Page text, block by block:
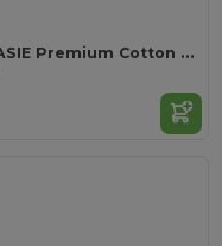
Șapcă Baseball BASIE Premium Cotton Twill Reglabilă cu 6 Panouri